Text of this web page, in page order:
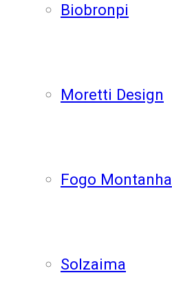
Biobronpi
Moretti Design
Fogo Montanha
Solzaima